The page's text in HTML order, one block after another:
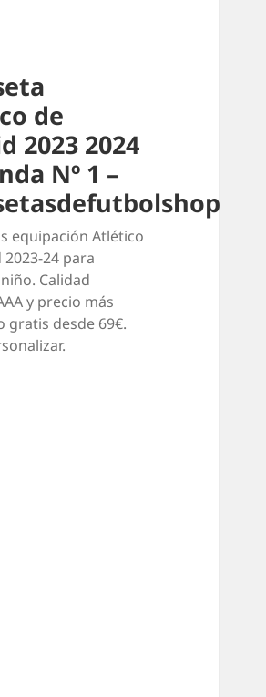
de
2023 2024
Nº 1 –
equipación Atlético
24 para
Calidad
y precio más
gratis desde 69€.